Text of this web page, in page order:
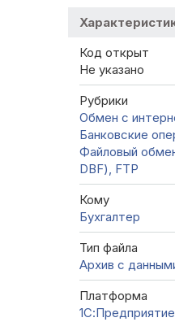
Код открыт
Не указано
Рубрики
Обмен с
Банковские
Файловый
DBF), FTP
Кому
Бухгалтер
Тип файла
Архив с
Платформа